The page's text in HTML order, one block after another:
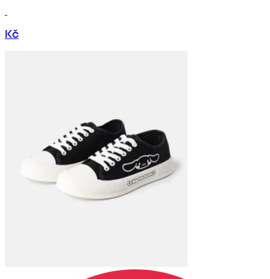
Kč